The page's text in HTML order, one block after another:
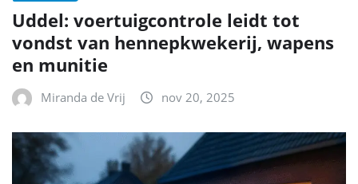
Uddel: voertuigcontrole leidt tot
vondst van hennepkwekerij, wapens
en munitie
Miranda de Vrij nov 20, 2025